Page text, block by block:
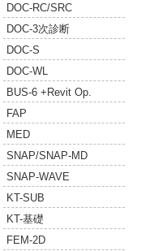
DOC-RC/SRC
DOC-3次診断
DOC-S
DOC-WL
BUS-6 +Revit Op.
FAP
MED
SNAP/SNAP-MD
SNAP-WAVE
KT-SUB
KT-基礎
FEM-2D